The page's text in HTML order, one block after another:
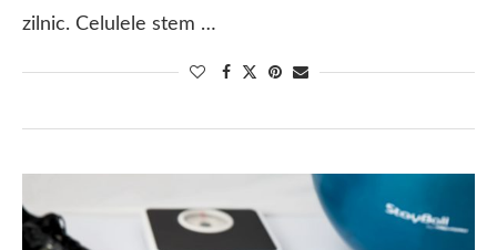
zilnic. Celulele stem …